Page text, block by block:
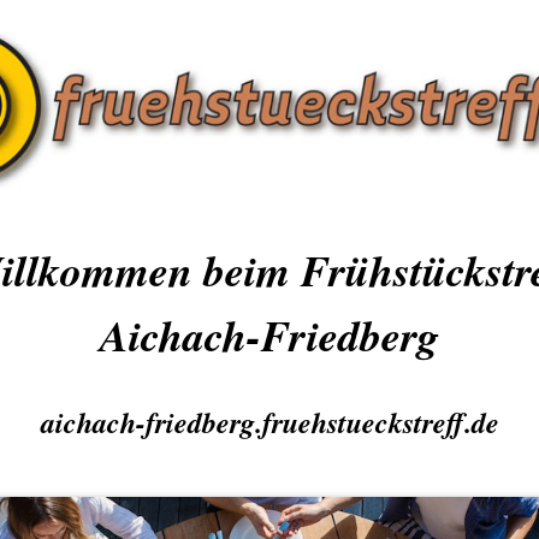
beim
Aichach-Friedberg
aichach-friedberg.fruehstueckstreff.de